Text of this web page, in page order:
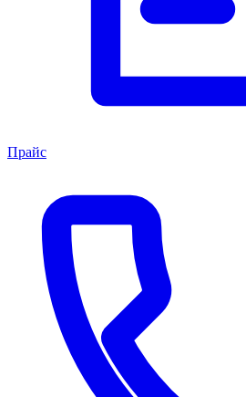
Прайс